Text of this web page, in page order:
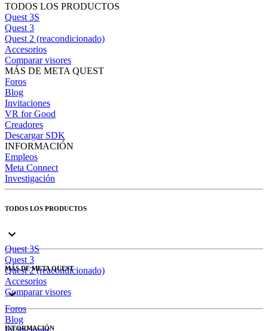
TODOS LOS PRODUCTOS
Quest 3S
Quest 3
Quest 2 (reacondicionado)
Accesorios
Comparar visores
MÁS DE META QUEST
Foros
Blog
Invitaciones
VR for Good
Creadores
Descargar SDK
INFORMACIÓN
Empleos
Meta Connect
Investigación
TODOS LOS PRODUCTOS
Quest 3S
Quest 3
Quest 2 (reacondicionado)
Accesorios
Comparar visores
MÁS DE META QUEST
Foros
Blog
INFORMACIÓN